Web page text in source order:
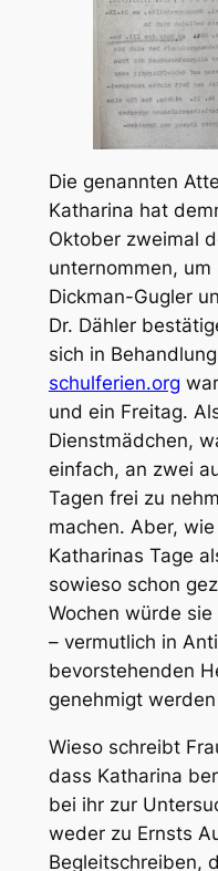
Die genannten
Katharina hat
Oktober zweimal
unternommen, um
Dickman-Gugler
Dr. Dähler
sich in
schulferien.org
und ein Freitag.
Dienstmädchen,
einfach, an zwei
Tagen frei zu
machen. Aber,
Katharinas Tage
sowieso schon
Wochen würde
– vermutlich in
bevorstehenden
genehmigt
Wieso schreibt
dass Katharina
bei ihr zur
weder zu Ernsts
Begleitschreiben,